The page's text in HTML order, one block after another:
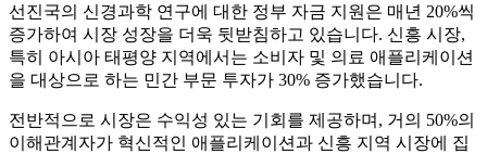
선진국의 신경과학 연구에 대한 정부 자금 지원은 매년 20%씩
증가하여 시장 성장을 더욱 뒷받침하고 있습니다. 신흥 시장,
특히 아시아 태평양 지역에서는 소비자 및 의료 애플리케이션
을 대상으로 하는 민간 부문 투자가 30% 증가했습니다.
전반적으로 시장은 수익성 있는 기회를 제공하며, 거의 50%의
이해관계자가 혁신적인 애플리케이션과 신흥 지역 시장에 집